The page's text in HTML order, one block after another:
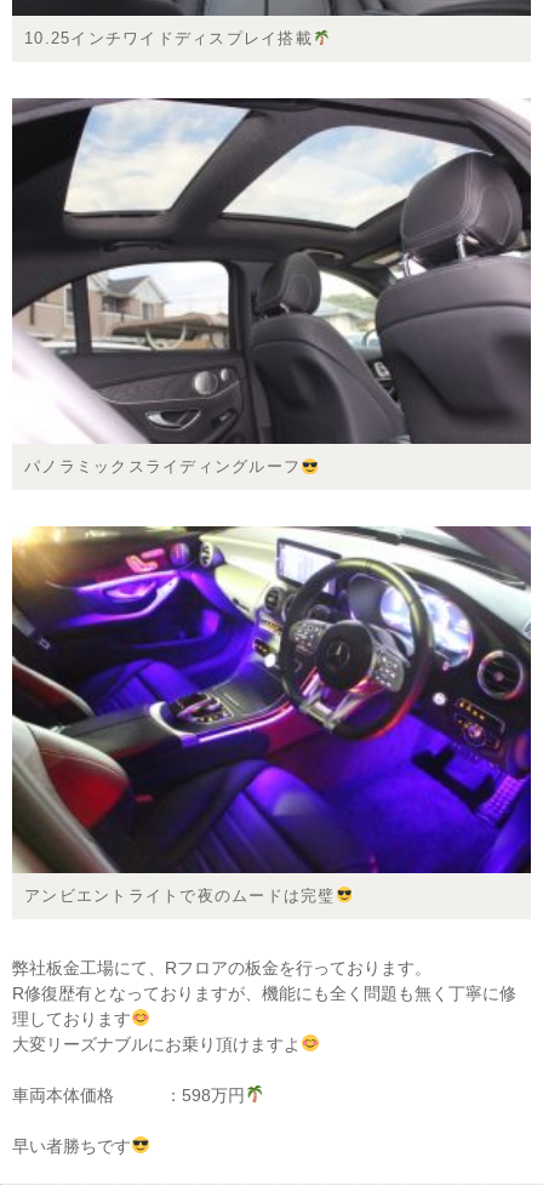
10.25インチワイドディスプレイ搭載
パノラミックスライディングルーフ
アンビエントライトで夜のムードは完璧
弊社板金工場にて、Rフロアの板金を行っております。
R修復歴有となっておりますが、機能にも全く問題も無く丁寧に修
理しております
大変リーズナブルにお乗り頂けますよ
車両本体価格 ：598万円
早い者勝ちです